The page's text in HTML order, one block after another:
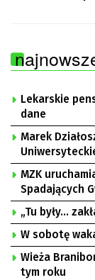
Lekarskie
dane
Marek
MZK
Spadających
W sobotę
Wieża
tym roku